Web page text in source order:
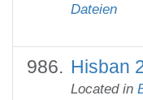
Dateien
Hisban
Located in